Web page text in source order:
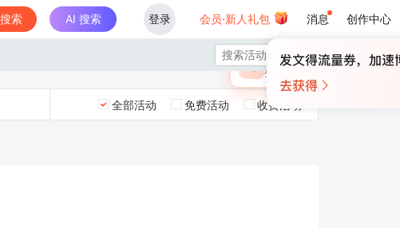
搜索 AI 搜索 登录 会员·新人礼包 消息 创作中心
×
🎁 未登录
登录领取最高

全部活动 免费活动 收费活动